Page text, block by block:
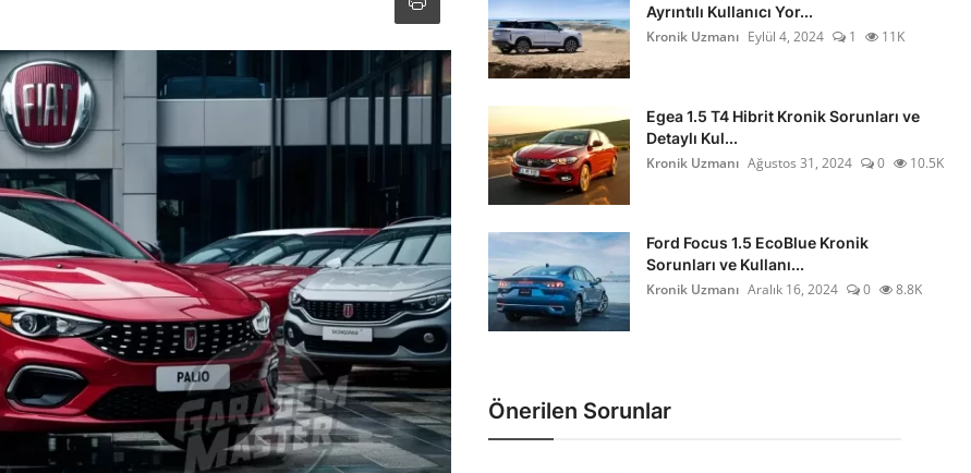
Ayrıntılı Kullanıcı Yor...
Kronik Uzmanı Eylül 4, 2024 1 11K
Egea 1.5 T4 Hibrit Kronik Sorunları ve
Detaylı Kul...
Kronik Uzmanı Ağustos 31, 2024 0 10.5K
Ford Focus 1.5 EcoBlue Kronik
Sorunları ve Kullanı...
Kronik Uzmanı Aralık 16, 2024 0 8.8K
Önerilen Sorunlar